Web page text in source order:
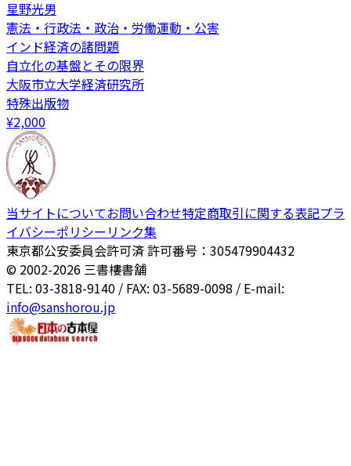
星野光男
憲法・行政法・政治・労働運動・公害
インド経済の諸問題
自立化の基盤とその限界
大阪市立大学経済研究所
特殊出版物
¥2,000
当サイトについてお問い合わせ特定商取引に関する表記プラ
イバシーポリシー リンク集
東京都公安委員会許可済 許可番号：305479904432
© 2002-2026 三書樓書舗
TEL: 03-3818-9140 / FAX: 03-5689-0098 / E-mail:
info@sanshorou.jp